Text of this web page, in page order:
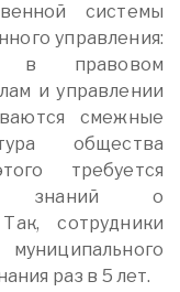
системы
управления:
в правовом
и управлении
смежные
общества
требуется
знаний о
сотрудники
раз в 5 лет.